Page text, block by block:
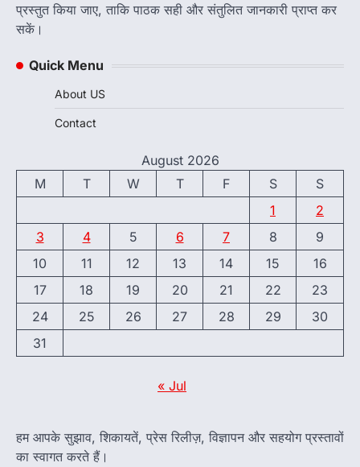
प्रस्तुत किया जाए, ताकि पाठक सही और संतुलित जानकारी प्राप्त कर
सकें।
Quick Menu
About US
Contact
August 2026
M
T W T F S
S
1
2
3
4 5 6 7 8
9
10
11 12 13 14 15
16
17
18 19 20 21 22
23
24
25 26 27 28 29
30
31
« Jul
हम आपके सुझाव, शिकायतें, प्रेस रिलीज़, विज्ञापन और सहयोग प्रस्तावों
का स्वागत करते हैं।